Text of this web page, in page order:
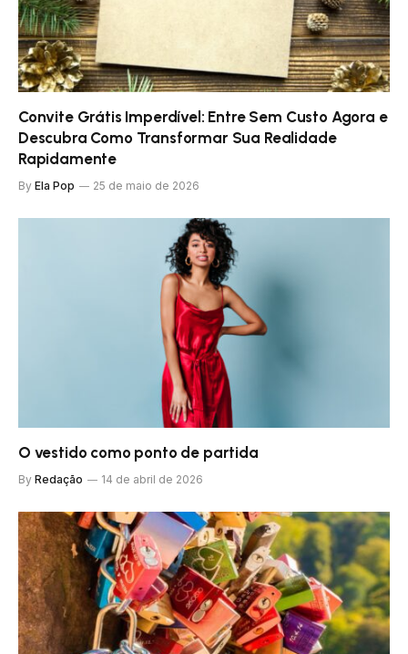
Convite Grátis Imperdível: Entre Sem Custo Agora e
Descubra Como Transformar Sua Realidade
Rapidamente
By Ela Pop 25 de maio de 2026
O vestido como ponto de partida
By Redação 14 de abril de 2026